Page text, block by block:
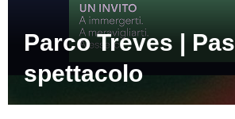
Parco Treves |
spettacolo